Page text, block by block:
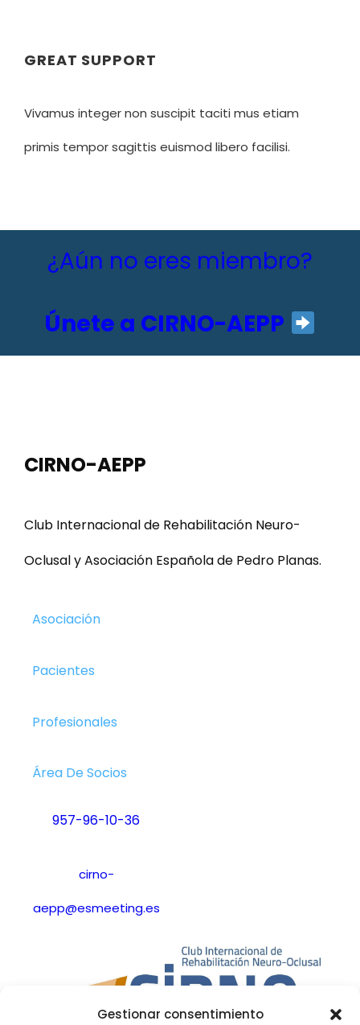
Gestionar consentimiento
GREAT SUPPORT
Vivamus integer non suscipit taciti mus etiam
primis tempor sagittis euismod libero facilisi.
¿Aún no eres miembro?
Únete a CIRNO-AEPP
CIRNO-AEPP
Club Internacional de Rehabilitación Neuro-
Oclusal y Asociación Española de Pedro Planas.
Asociación
Pacientes
Profesionales
Área De Socios
957-96-10-36
cirno-
aepp@esmeeting.es